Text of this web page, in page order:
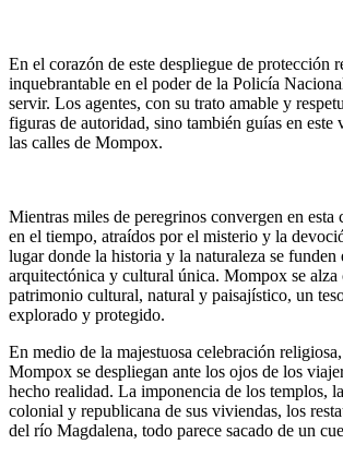
En el corazón de este despliegue de protección
inquebrantable en el poder de la Policía
servir. Los agentes, con su trato amable y
figuras de autoridad, sino también guías en este
las calles de Mompox.
Mientras miles de peregrinos convergen en esta
en el tiempo, atraídos por el misterio y la
lugar donde la historia y la naturaleza se funden
arquitectónica y cultural única. Mompox se alza
patrimonio cultural, natural y paisajístico, un
explorado y protegido.
En medio de la majestuosa celebración
Mompox se despliegan ante los ojos de los
hecho realidad. La imponencia de los templos,
colonial y republicana de sus viviendas, los
del río Magdalena, todo parece sacado de un